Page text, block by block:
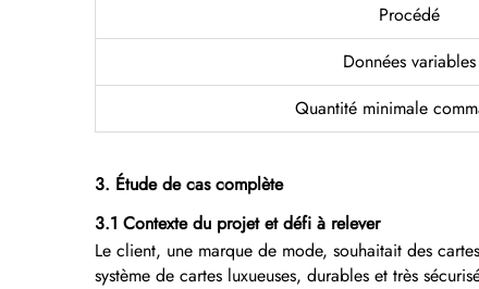
Procédé
Données variables
Quantité minimale
3. Étude de cas complète
3.1 Contexte du projet et défi à relever
Le client, une marque de mode, souhaitait des
système de cartes luxueuses, durables et très